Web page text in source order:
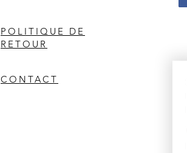
POLITIQUE DE
RETOUR
CONTACT